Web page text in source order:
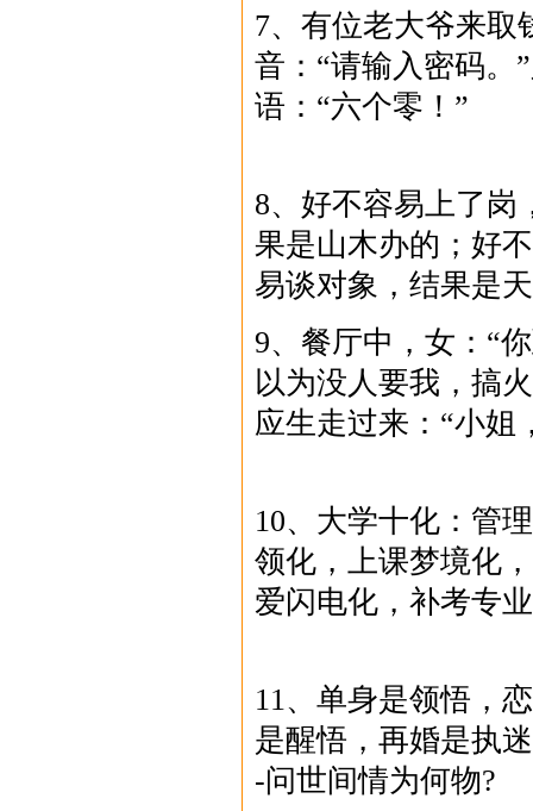
7、有位老大爷来取
音：“请输入密码。
语：“六个零！”
8、好不容易上了岗
果是山木办的；好
易谈对象，结果是
9、餐厅中，女：“
以为没人要我，搞
应生走过来：“小
10、大学十化：管
领化，上课梦境化
爱闪电化，补考专
11、单身是领悟，
是醒悟，再婚是执
-问世间情为何物?